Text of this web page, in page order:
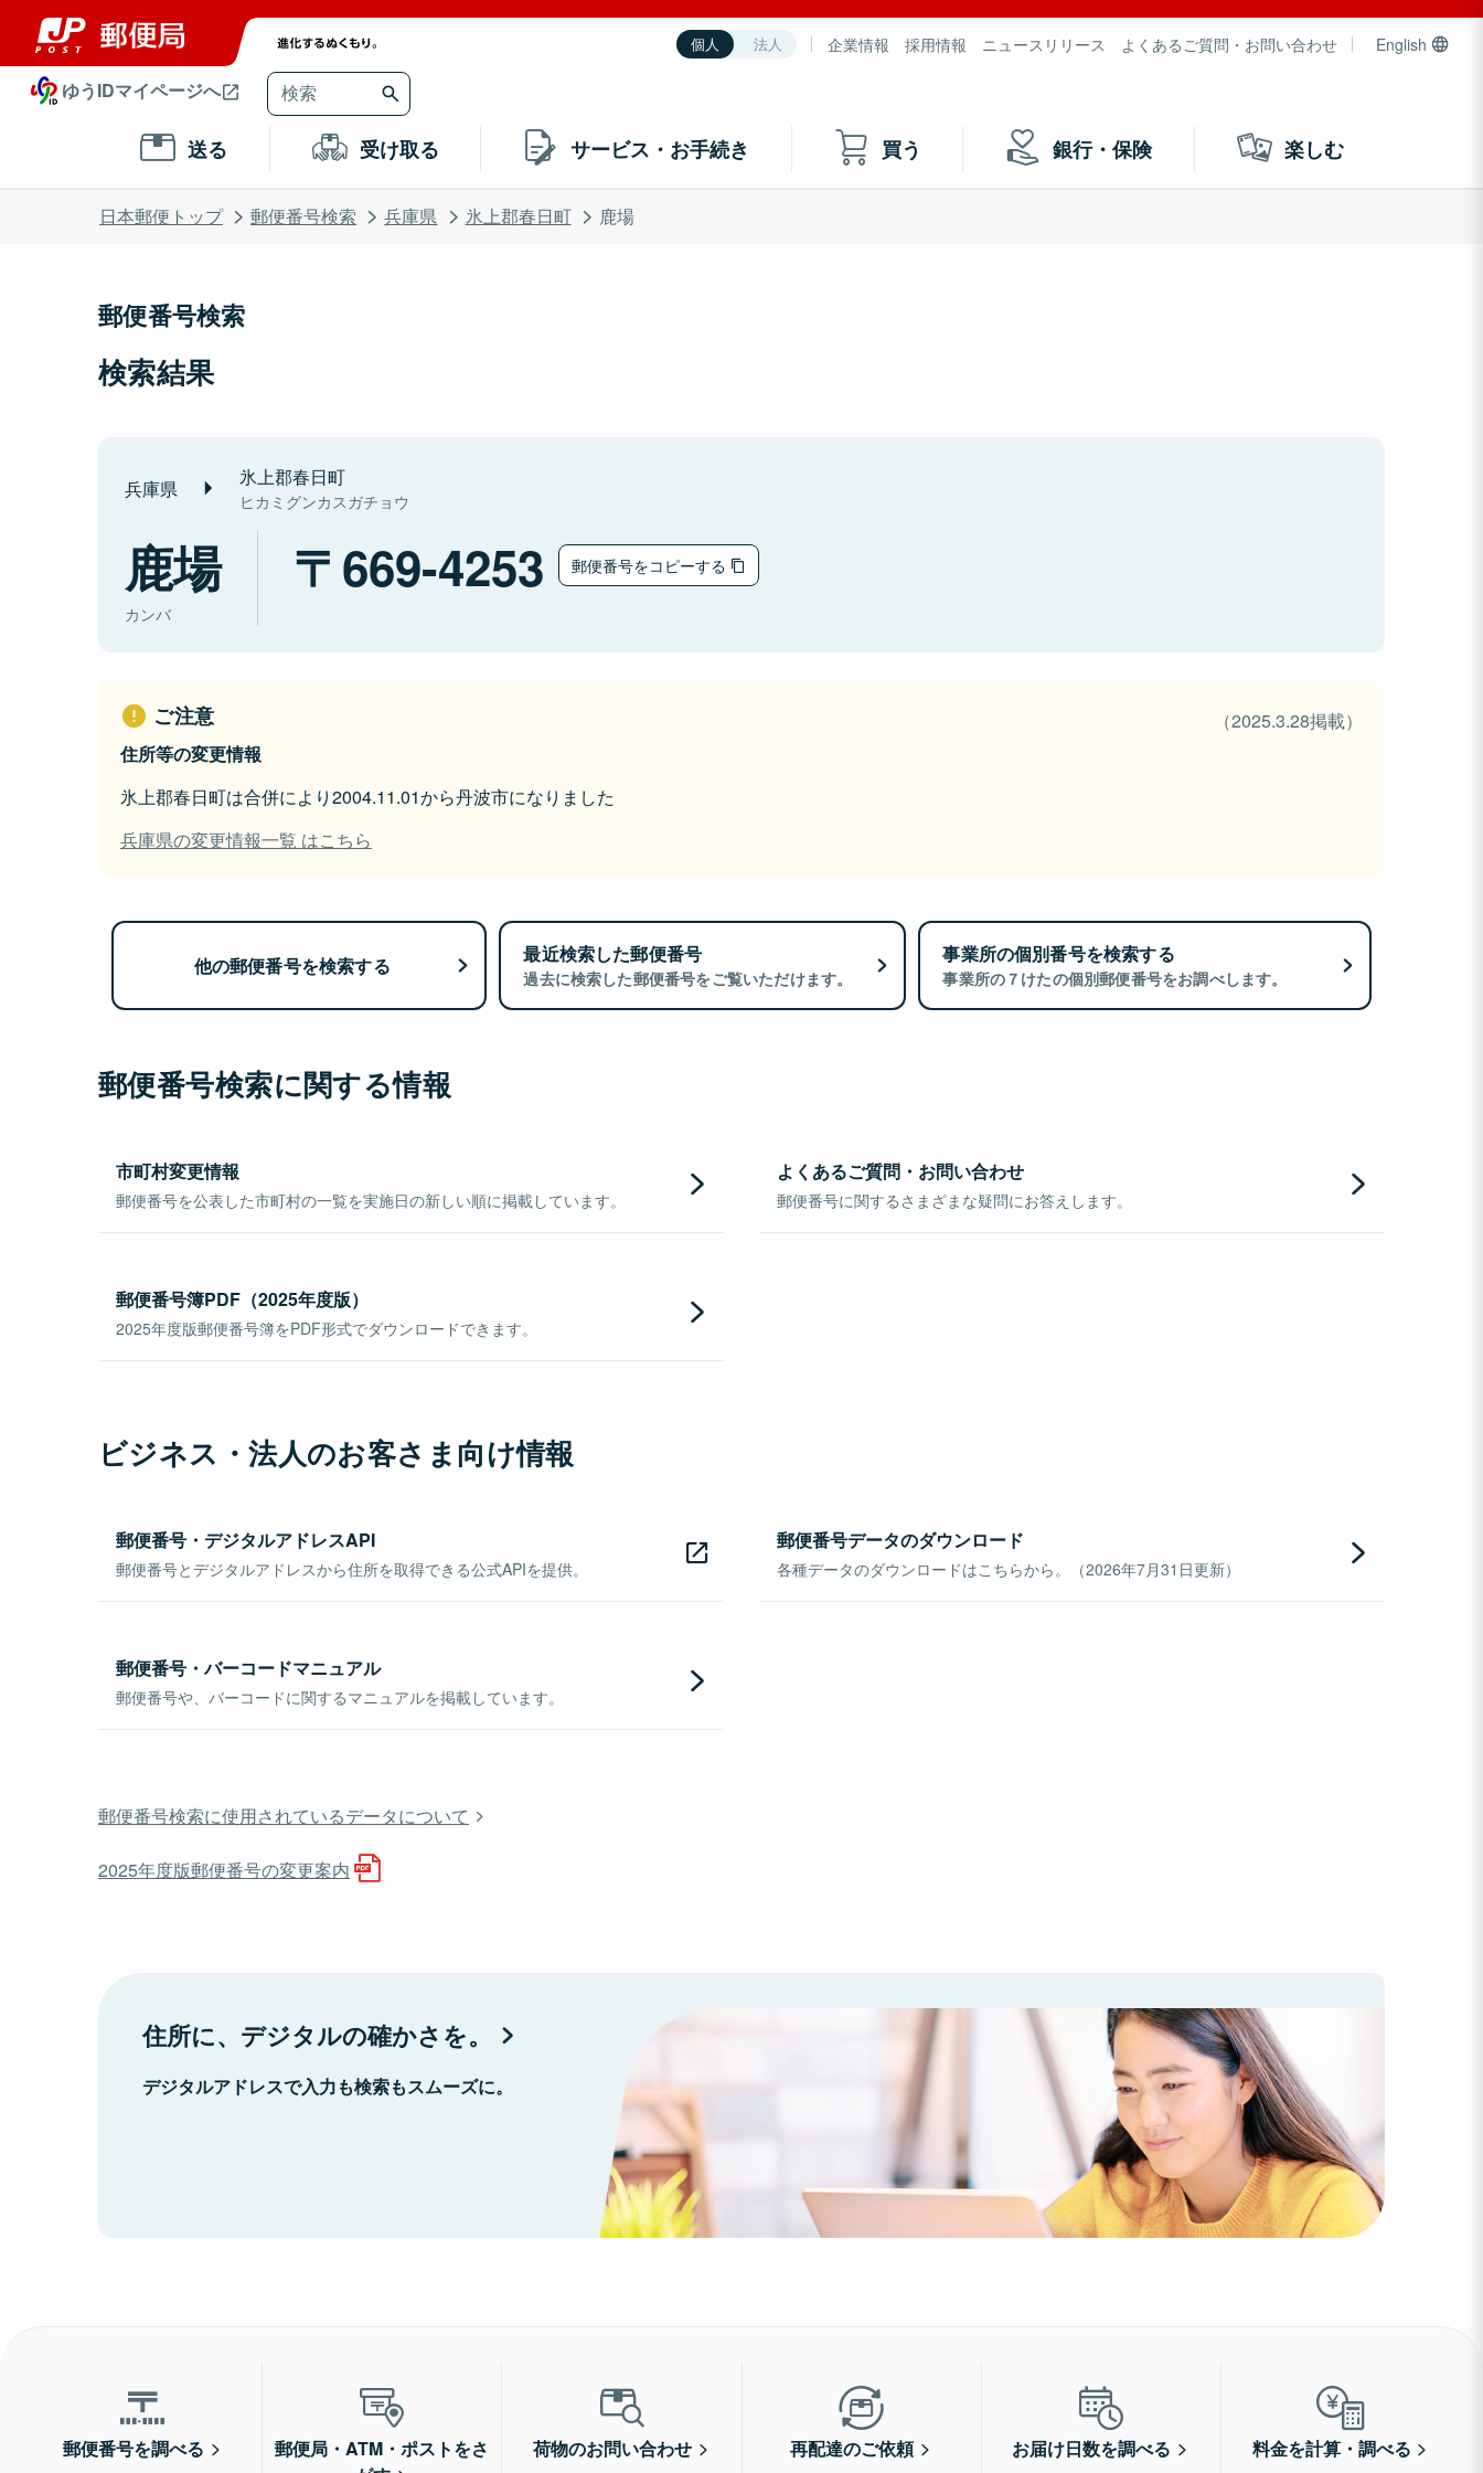
個人 法人 企業情報 採用情報 ニュースリリース よくあるご質問・お問い合わせ English
ゆうIDマイページへ
送る 受け取る サービス・お手続き 買う 銀行・保険 楽しむ
日本郵便トップ 郵便番号検索 兵庫県 氷上郡春日町 鹿場
郵便番号検索
検索結果
兵庫県 氷上郡春日町
ヒカミグンカスガチョウ
鹿場
カンバ
669-4253 郵便番号をコピーする
ご注意
（2025.3.28掲載）
住所等の変更情報
氷上郡春日町は合併により2004.11.01から丹波市になりました
兵庫県の変更情報一覧 はこちら
他の郵便番号を検索する 最近検索した郵便番号
過去に検索した郵便番号をご覧いただけます。
事業所の個別番号を検索する
事業所の７けたの個別郵便番号をお調べします。
郵便番号検索に関する情報
市町村変更情報
郵便番号を公表した市町村の一覧を実施日の新しい順に掲載しています。
よくあるご質問・お問い合わせ
郵便番号に関するさまざまな疑問にお答えします。
郵便番号簿PDF（2025年度版）
2025年度版郵便番号簿をPDF形式でダウンロードできます。
ビジネス・法人のお客さま向け情報
郵便番号・デジタルアドレスAPI
郵便番号とデジタルアドレスから住所を取得できる公式APIを提供。
郵便番号データのダウンロード
各種データのダウンロードはこちらから。（2026年7月31日更新）
郵便番号・バーコードマニュアル
郵便番号や、バーコードに関するマニュアルを掲載しています。
郵便番号検索に使用されているデータについて
2025年度版郵便番号の変更案内
住所に、デジタルの確かさを。
デジタルアドレスで入力も検索もスムーズに。
郵便番号を調べる
郵便局・ATM・ポストをさ
荷物のお問い合わせ 再配達のご依頼 お届け日数を調べる 料金を計算・調べる